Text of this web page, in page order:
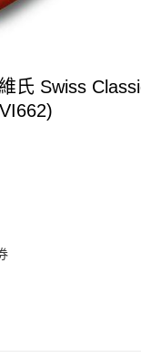
氏 Swiss